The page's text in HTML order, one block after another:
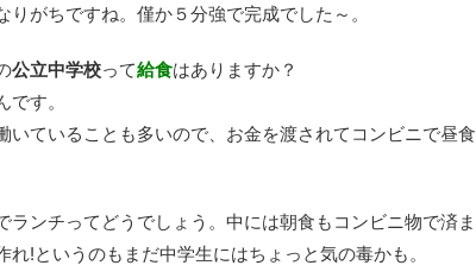
がちですね。僅か５分強で完成でした～。
公立中学校って給食はありますか？
です。
いていることも多いので、お金を渡されてコンビニで昼食
ランチってどうでしょう。中には朝食もコンビニ物で済ま
!というのもまだ中学生にはちょっと気の毒かも。